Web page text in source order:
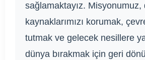
sağlamaktayız. Misyonumuz,
kaynaklarımızı korumak,
tutmak ve gelecek nesillere
dünya bırakmak için geri